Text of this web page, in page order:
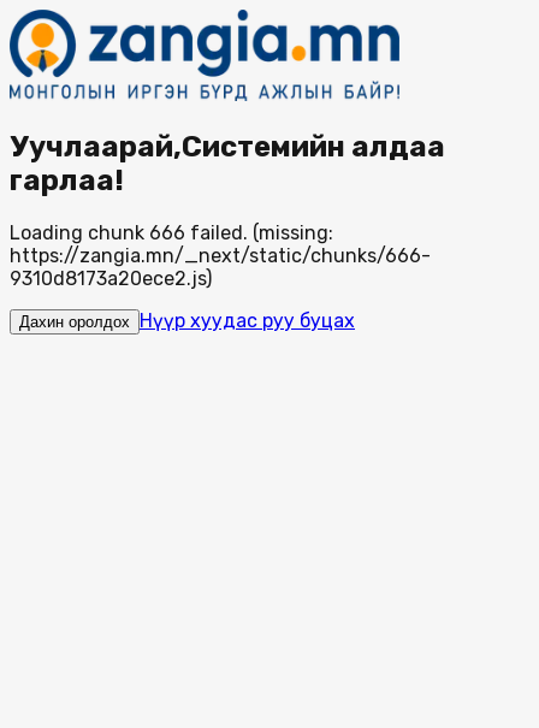
Уучлаарай,Системийн алдаа
гарлаа!
Loading chunk 666 failed. (missing:
https://zangia.mn/_next/static/chunks/666-
9310d8173a20ece2.js)
Дахин оролдох Нүүр хуудас руу буцах